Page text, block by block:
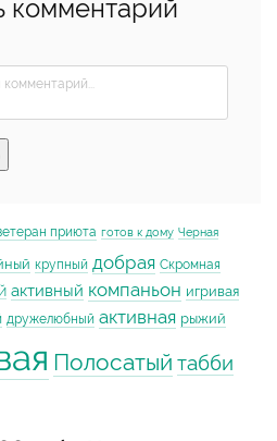
комментарий
приюта готов к дому Черная
крупный добрая Скромная
активный компаньон игривая
дружелюбный активная рыжий
Полосатый табби